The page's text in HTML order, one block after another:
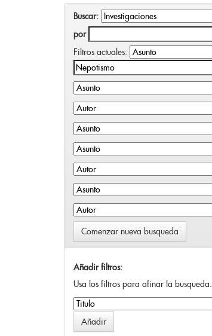
Buscar:
por
Filtros actuales:
Comenzar nueva busqueda
Añadir filtros:
Usa los filtros para afinar la busqueda.